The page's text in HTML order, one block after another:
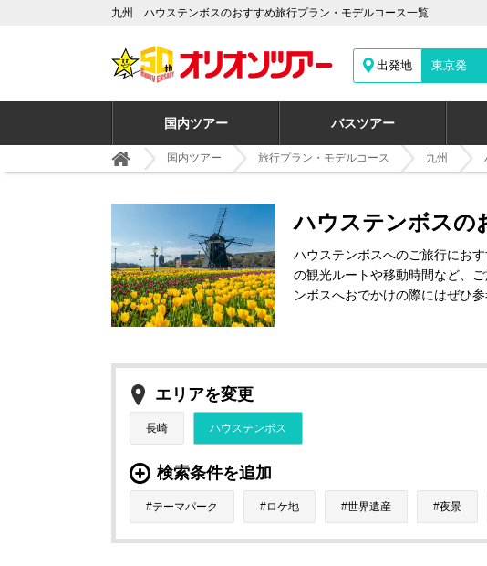
九州 ハウステンボスのおすすめ旅行プラン・モデルコース一覧
出発地 東京発
国内ツアー バスツアー
国内ツアー 旅行プラン・モデルコース 九州
ハウステンボスの
ハウステンボスへのご旅行にお
の観光ルートや移動時間など、
ンボスへおでかけの際にはぜひ
エリアを変更
長崎 ハウステンボス
検索条件を追加
テーマパーク ロケ地 世界遺産 夜景